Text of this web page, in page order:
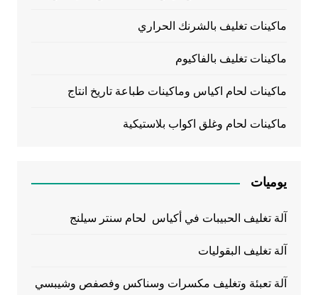
ماكينات تغليف بالشرنك الحراري
ماكينات تغليف بالفاكيوم
ماكينات لحام اكياس وماكينات طباعة تاريخ انتاج
ماكينات لحام وغلق اكواب بلاستيكية
يوميات
آلة تغليف الحبيبات في أكياس لحام سنتر سيلنج
آلة تغليف البقوليات
آلة تعبئة وتغليف مكسرات وسناكس وفصفص وشيبسي